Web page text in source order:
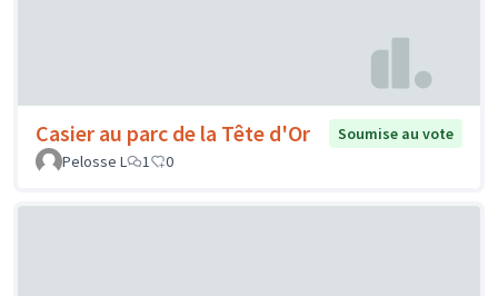
Casier au parc de la Tête d'Or
Soumise au vote
Pelosse L
1 0